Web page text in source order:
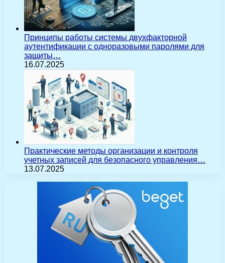
Принципы работы системы двухфакторной
аутентификации с одноразовыми паролями для
защиты…
16.07.2025
Практические методы организации и контроля
учетных записей для безопасного управления…
13.07.2025